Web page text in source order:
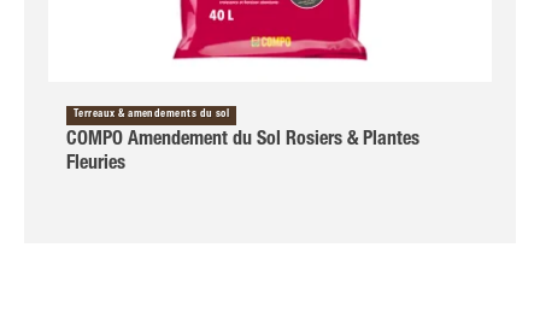
Terreaux & amendements du sol
COMPO Amendement du Sol Rosiers & Plantes
Fleuries